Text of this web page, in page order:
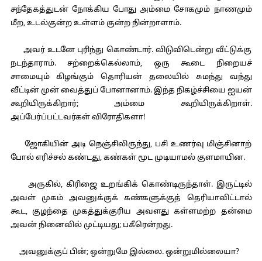
சந்தேகத்துடன் நோக்கிய போது அம்மை சோகமும் நாணமும்
மீற, உடல்குன்ற உள்ளம் குன்ற நின்றாளாம்.
அவர் உடனே புரிந்து கொண்டார். விடுவிடென்று வீட்டுக்கு
நடந்தாராம். சற்றைக்கெல்லாம், ஒரு கூடை நிறையச்
சாமையும் கிழங்கும் தொரியன் தலையில் சுமந்து வந்து
வீட்டின் முன் வைத்துப் போனானாம். இந்த நிகழ்ச்சியை ஐயன்
கூறியிருக்கிறார்; அம்மை கூறியிருக்கிறாள்.
அப்பேர்ப்பட்டவர்கள் விரோதிகளா!
ஜோகியின் அடி நெஞ்சிலிருந்து, பசி உணர்வு மிஞ்சினாற்
போல் எரிச்சல் கண்டது, கண்கள் மூட முடியாமல் குளமாயின.
அருகில், கிரிஜை உறங்கிக் கொண்டிருந்தாள். இருட்டில்
அவள் முகம் அவனுக்குக் கண்களுக்குத் தெரியாவிட்டால்
கூட, குழந்தை முகத்துக்குரிய அவளது கள்ளமற்ற தன்மை
அவன் நினைவில் முட்டியது; பகீரென்றது.
அவனுக்குப் பின்; ஒன்றுமே இல்லை. ஒன்றுமில்லையா?